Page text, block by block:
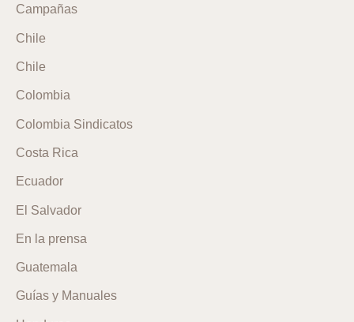
Campañas
Chile
Chile
Colombia
Colombia Sindicatos
Costa Rica
Ecuador
El Salvador
En la prensa
Guatemala
Guías y Manuales